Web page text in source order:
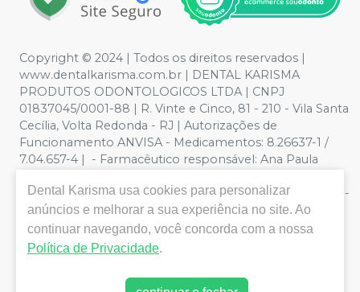
Copyright © 2024 | Todos os direitos reservados |
www.dentalkarisma.com.br | DENTAL KARISMA
PRODUTOS ODONTOLOGICOS LTDA | CNPJ
01837045/0001-88 | R. Vinte e Cinco, 81 - 210 - Vila Santa
Cecília, Volta Redonda - RJ | Autorizações de
Funcionamento ANVISA - Medicamentos: 8.26637-1 /
7.04.657-4 | - Farmacêutico responsável: Ana Paula
Privacidade e Segurança - Fotos meramente ilustrativas -
Os preços e condições da loja virtual estão sujeitos a
alterações. Em caso de divergência de preços no site, o
valor válido é o do Carrinho de Compra. Não vendemos
atender compras de grandes volumes pelo site.
Dental Karisma usa cookies para personalizar
anúncios e melhorar a sua experiência no site. Ao
continuar navegando, você concorda com a nossa
Política de Privacidade.